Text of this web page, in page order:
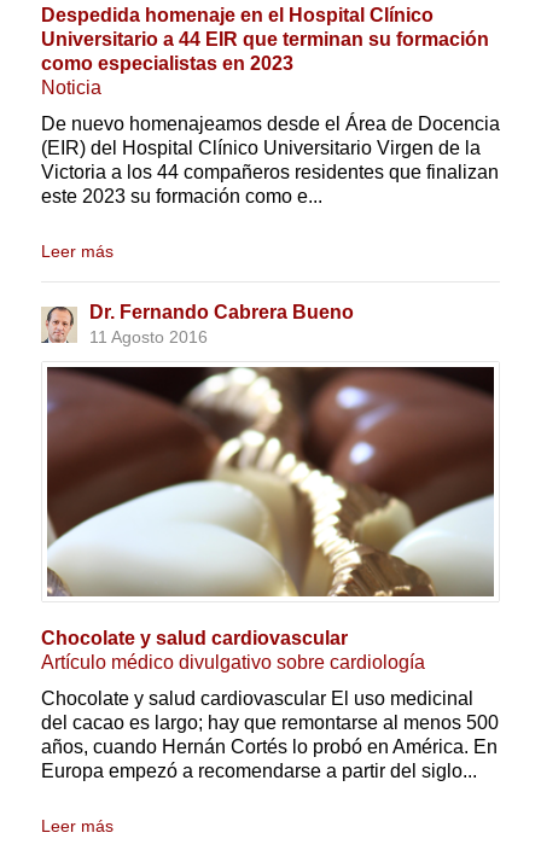
Despedida homenaje en el Hospital Clínico
Universitario a 44 EIR que terminan su formación
como especialistas en 2023
Noticia
De nuevo homenajeamos desde el Área de Docencia
(EIR) del Hospital Clínico Universitario Virgen de la
Victoria a los 44 compañeros residentes que finalizan
este 2023 su formación como e...
Leer más
Dr. Fernando Cabrera Bueno
11 Agosto 2016
Chocolate y salud cardiovascular
Artículo médico divulgativo sobre cardiología
Chocolate y salud cardiovascular El uso medicinal
del cacao es largo; hay que remontarse al menos 500
años, cuando Hernán Cortés lo probó en América. En
Europa empezó a recomendarse a partir del siglo...
Leer más